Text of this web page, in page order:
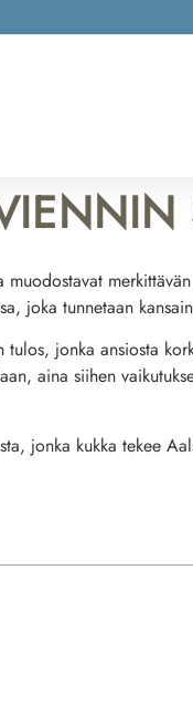
joka tunnetaan
jonka ansiosta
aina siihen
jonka kukka tekee